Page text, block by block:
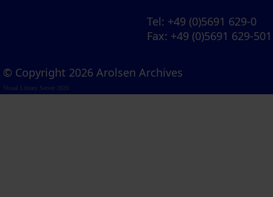
Tel: +49 (0)5691 629-0
Fax: +49 (0)5691 629-501
© Copyright 2026 Arolsen Archives
Visual Library Server 2026